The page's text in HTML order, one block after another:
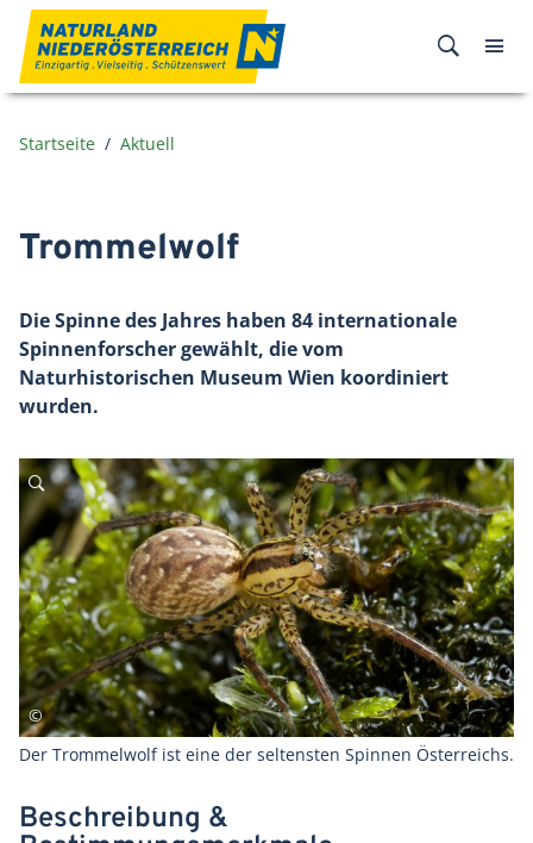
Zum Inhalt
Startseite Aktuell
Trommelwolf
Die Spinne des Jahres haben 84 internationale
Spinnenforscher gewählt, die vom
Naturhistorischen Museum Wien koordiniert
wurden.
Der Trommelwolf ist eine der seltensten Spinnen Österreichs.
Beschreibung &